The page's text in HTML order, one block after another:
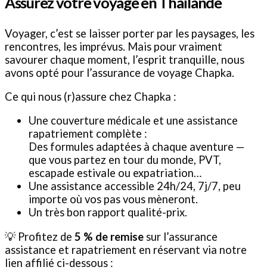
Voyager, c’est se laisser porter par les paysages, les
rencontres, les imprévus. Mais pour vraiment
savourer chaque moment, l’esprit tranquille, nous
avons opté pour l’assurance de voyage Chapka.
Ce qui nous (r)assure chez Chapka :
Une couverture médicale et une assistance
rapatriement complète :
Des formules adaptées à chaque aventure —
que vous partez en tour du monde, PVT,
escapade estivale ou expatriation…
⁠Une assistance accessible 24h/24, 7j/7, peu
importe où vos pas vous mèneront.
Un très bon rapport qualité-prix.
💡 Profitez de 5 % de remise sur l’assurance
assistance et rapatriement en réservant via notre
lien affilié ci-dessous :